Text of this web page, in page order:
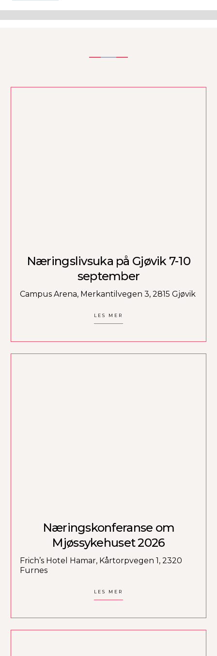
Næringslivsuka på Gjøvik 7-10
september
Campus Arena, Merkantilvegen 3, 2815 Gjøvik
LES MER
Næringskonferanse om
Mjøssykehuset 2026
Frich’s Hotel Hamar, Kårtorpvegen 1, 2320
Furnes
LES MER